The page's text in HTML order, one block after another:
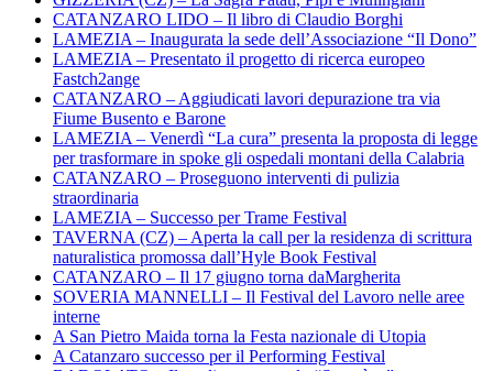
CATANZARO LIDO – Il libro di Claudio Borghi
LAMEZIA – Inaugurata la sede dell’Associazione “Il Dono”
LAMEZIA – Presentato il progetto di ricerca europeo
Fastch2ange
CATANZARO – Aggiudicati lavori depurazione tra via
Fiume Busento e Barone
LAMEZIA – Venerdì “La cura” presenta la proposta di legge
per trasformare in spoke gli ospedali montani della Calabria
CATANZARO – Proseguono interventi di pulizia
straordinaria
LAMEZIA – Successo per Trame Festival
TAVERNA (CZ) – Aperta la call per la residenza di scrittura
naturalistica promossa dall’Hyle Book Festival
CATANZARO – Il 17 giugno torna daMargherita
SOVERIA MANNELLI – Il Festival del Lavoro nelle aree
interne
A San Pietro Maida torna la Festa nazionale di Utopia
A Catanzaro successo per il Performing Festival